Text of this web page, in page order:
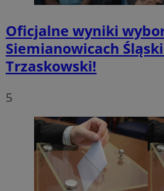
Oficjalne wyniki
Siemianowicach
Trzaskowski!
5